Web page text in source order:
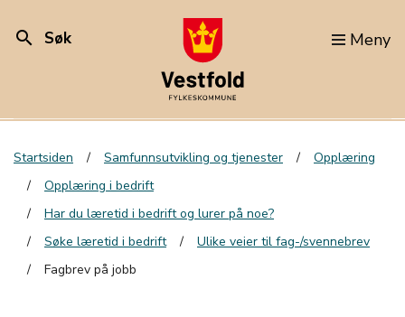
search Søk Meny
Startsiden Samfunnsutvikling og tjenester
Opplæring
Opplæring i bedrift
Har du læretid i bedrift og lurer på noe?
Søke læretid i bedrift
Ulike veier til fag-/svennebrev
Fagbrev på jobb